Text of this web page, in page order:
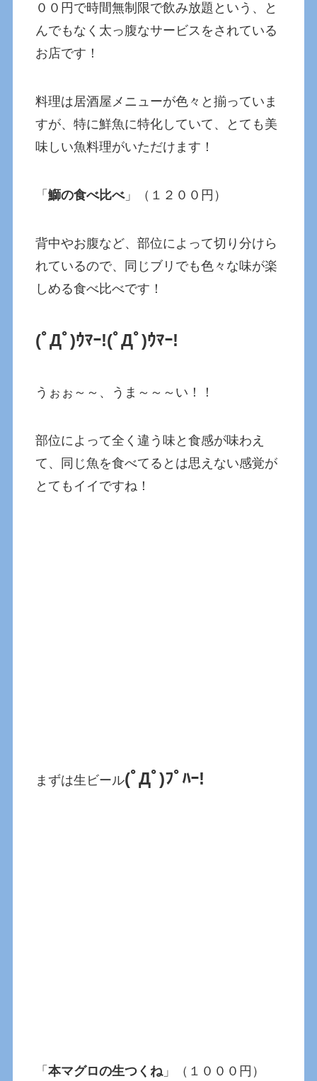
００円で時間無制限で飲み放題という、と
んでもなく太っ腹なサービスをされている
お店です！
料理は居酒屋メニューが色々と揃っていま
すが、特に鮮魚に特化していて、とても美
味しい魚料理がいただけます！
「鰤の食べ比べ」（１２００円）
背中やお腹など、部位によって切り分けら
れているので、同じブリでも色々な味が楽
しめる食べ比べです！
(ﾟДﾟ)ｳﾏｰ!(ﾟДﾟ)ｳﾏｰ!
うぉぉ～～、うま～～～い！！
部位によって全く違う味と食感が味わえ
て、同じ魚を食べてるとは思えない感覚が
とてもイイですね！
まずは生ビール(ﾟДﾟ)ﾌﾟﾊｰ!
「本マグロの生つくね 」（１０００円）